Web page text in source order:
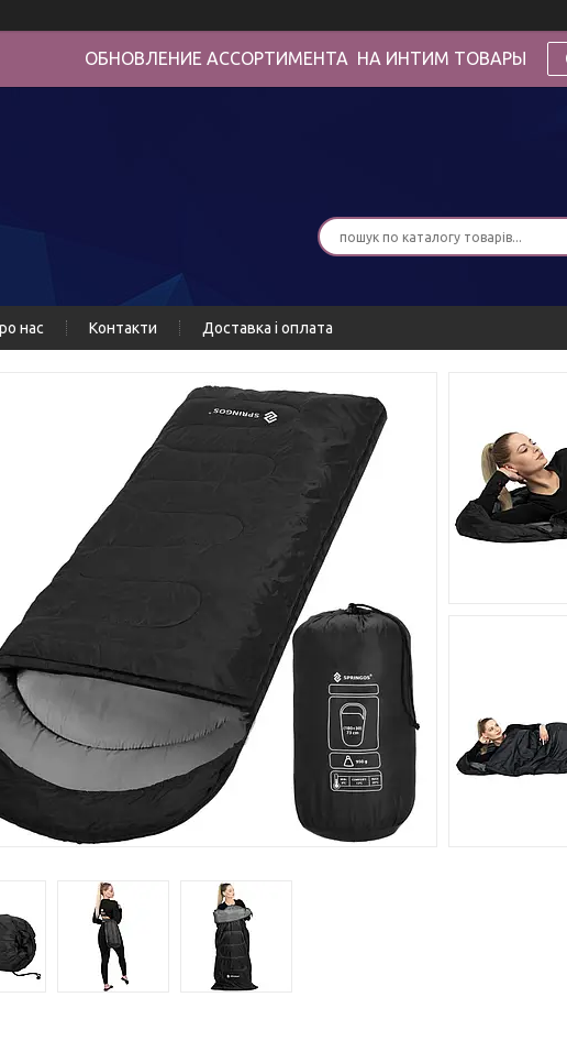
ОБНОВЛЕНИЕ АССОРТИМЕНТА НА ИНТИМ ТОВАРЫ
нас Контакти Доставка і оплата